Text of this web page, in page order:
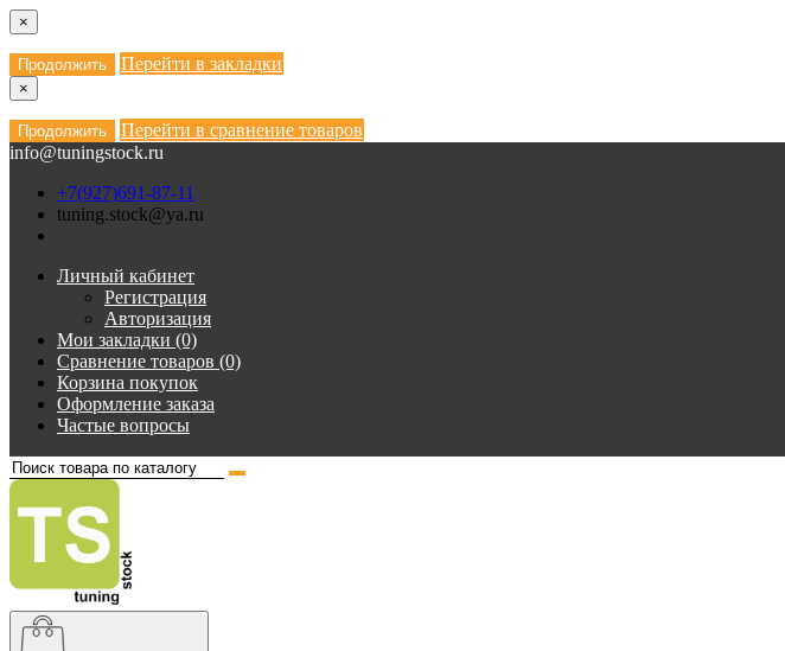
×
Продолжить Перейти в закладки
×
Продолжить
Перейти в сравнение товаров
info@tuningstock.ru
+7(927)691-87-11
tuning.stock@ya.ru
Личный кабинет
Регистрация
Авторизация
Мои закладки (0)
Сравнение товаров (0)
Корзина покупок
Оформление заказа
Частые вопросы